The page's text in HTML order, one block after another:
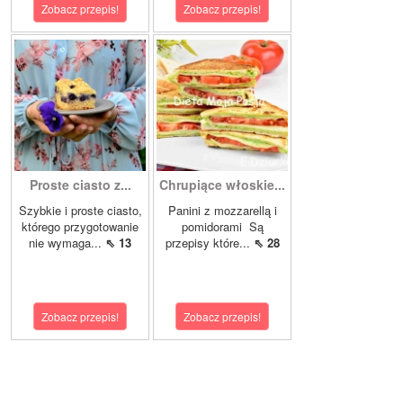
Zobacz przepis! Zobacz przepis!
Proste ciasto z...
Szybkie i proste ciasto,
którego przygotowanie
nie wymaga... ⇖ 13
Zobacz przepis!
Chrupiące włoskie...
Panini z mozzarellą i
pomidorami Są
przepisy które... ⇖ 28
Zobacz przepis!